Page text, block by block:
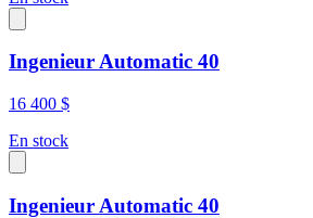
Ingenieur Automatic 40
16 400 $
En stock
Ingenieur Automatic 40